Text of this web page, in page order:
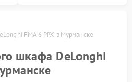
FMA 6 PPX в Мурманске
шкафа DeLonghi